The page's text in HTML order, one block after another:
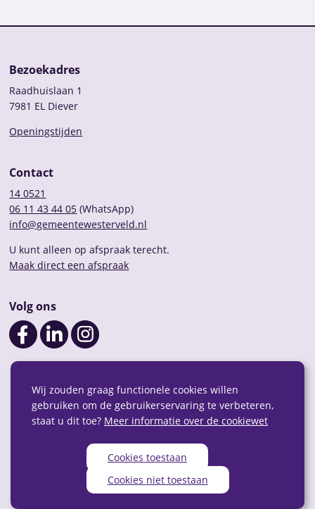
Wij zouden graag functionele cookies willen
gebruiken om de gebruikerservaring te verbeteren,
staat u dit toe? Meer informatie over de cookiewet
Cookies toestaan
Cookies niet toestaan
Bezoekadres
Raadhuislaan 1
7981 EL Diever
Openingstijden
Contact
14 0521
06 11 43 44 05 (WhatsApp)
info@gemeentewesterveld.nl
U kunt alleen op afspraak terecht.
Maak direct een afspraak
Volg ons
Over deze website Webarchief
Sitemap